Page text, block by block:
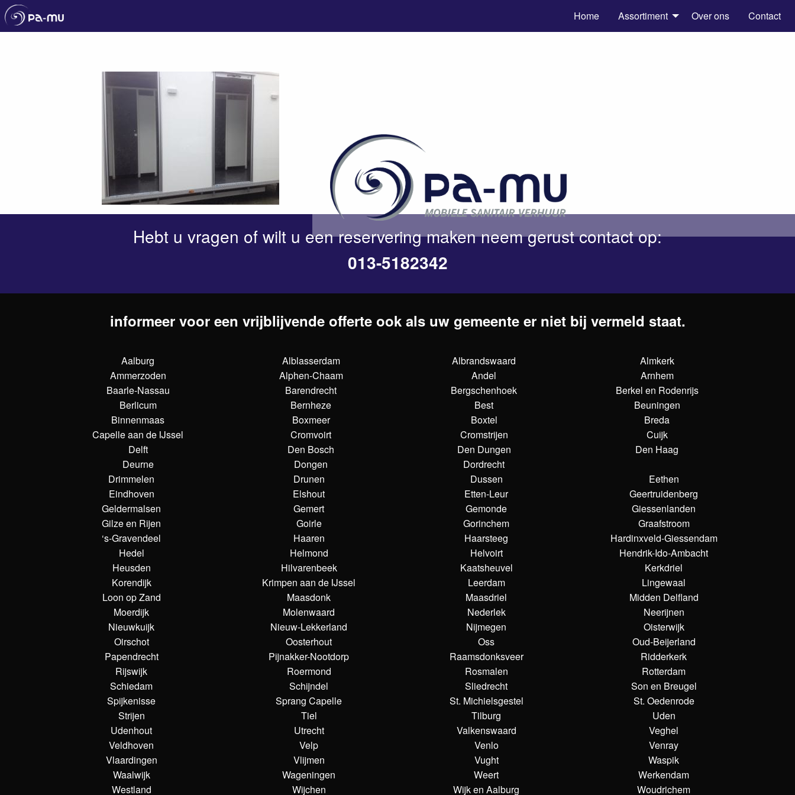
Pa-Mu
Home Assortiment Over ons Contact
Hebt u vragen of wilt u een reservering maken neem gerust contact op:
013-5182342
informeer voor een vrijblijvende offerte ook als uw gemeente er niet bij vermeld staat.
Aalburg Alblasserdam Albrandswaard
Almkerk
Ammerzoden
Alphen-Chaam Andel
Arnhem
Baarle-Nassau
Barendrecht Bergschenhoek
Berkel en Rodenrijs
Berlicum
Bernheze Best
Beuningen
Binnenmaas
Boxmeer Boxtel
Breda
Capelle aan de IJssel
Cromvoirt Cromstrijen
Cuijk
Delft
Den Bosch Den Dungen
Den Haag
Deurne
Dongen
Dordrecht
Drimmelen
Drunen Dussen
Eethen
Eindhoven
Elshout Etten-Leur
Geertruidenberg
Geldermalsen
Gemert Gemonde
Giessenlanden
Gilze en Rijen
Goirle Gorinchem
Graafstroom
‘s-Gravendeel
Haaren Haarsteeg
Hardinxveld-Giessendam
Hedel
Helmond Helvoirt
Hendrik-Ido-Ambacht
Heusden
Hilvarenbeek Kaatsheuvel
Kerkdriel
Korendijk
Krimpen aan de IJssel Leerdam
Lingewaal
Loon op Zand
Maasdonk Maasdriel
Midden Delfland
Moerdijk
Molenwaard Nederlek
Neerijnen
Nieuwkuijk
Nieuw-Lekkerland Nijmegen
Oisterwijk
Oirschot
Oosterhout Oss
Oud-Beijerland
Papendrecht
Pijnakker-Nootdorp Raamsdonksveer
Ridderkerk
Rijswijk
Roermond Rosmalen
Rotterdam
Schiedam
Schijndel Sliedrecht
Son en Breugel
Spijkenisse
Sprang Capelle St. Michielsgestel
St. Oedenrode
Strijen
Tiel Tilburg
Uden
Udenhout
Utrecht Valkenswaard
Veghel
Veldhoven
Velp Venlo
Venray
Vlaardingen
Vlijmen Vught
Waspik
Waalwijk
Wageningen Weert
Werkendam
Westland
Wijchen Wijk en Aalburg Woudrichem